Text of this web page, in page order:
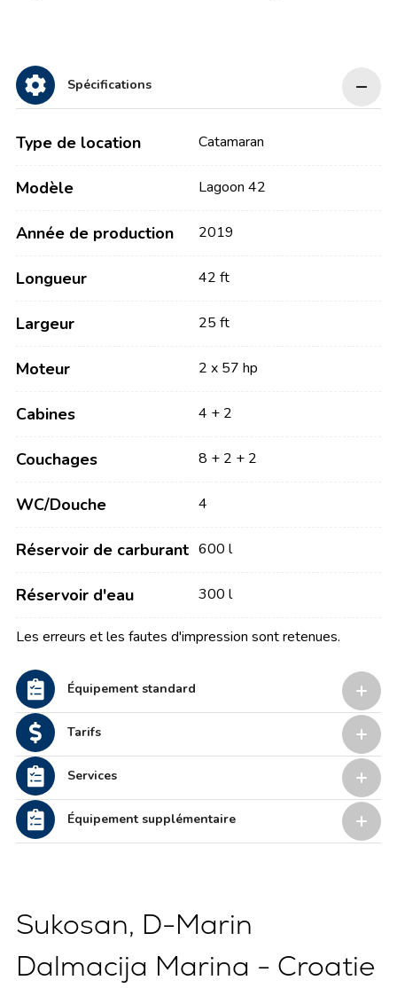
Spécifications
Type de location Catamaran
Modèle Lagoon 42
Année de production 2019
Longueur 42 ft
Largeur 25 ft
Moteur 2 x 57 hp
Cabines 4 + 2
Couchages 8 + 2 + 2
WC/Douche 4
Réservoir de carburant 600 l
Réservoir d'eau 300 l
Les erreurs et les fautes d'impression sont retenues.
Équipement standard
Tarifs
Services
Équipement supplémentaire
Sukosan, D-Marin
Dalmacija Marina - Croatie